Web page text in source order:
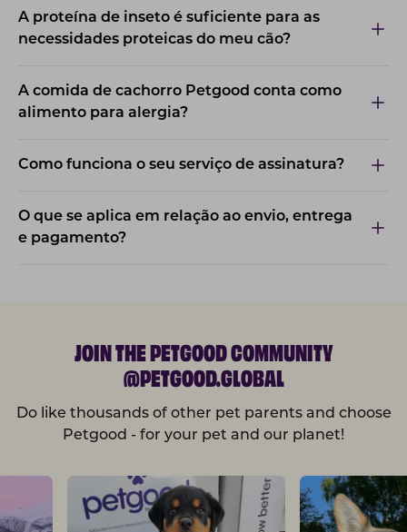
A proteína de inseto é suficiente para as
necessidades proteicas do meu cão?
A comida de cachorro Petgood conta como
alimento para alergia?
Como funciona o seu serviço de assinatura?
O que se aplica em relação ao envio, entrega
e pagamento?
JOIN THE PETGOOD COMMUNITY
@PETGOOD.GLOBAL
Do like thousands of other pet parents and choose
Petgood - for your pet and our planet!